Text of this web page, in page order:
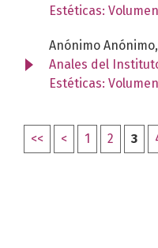
Estéticas:
Anónimo Anónimo,
Anales del
Estéticas:
<< < 1 2 3